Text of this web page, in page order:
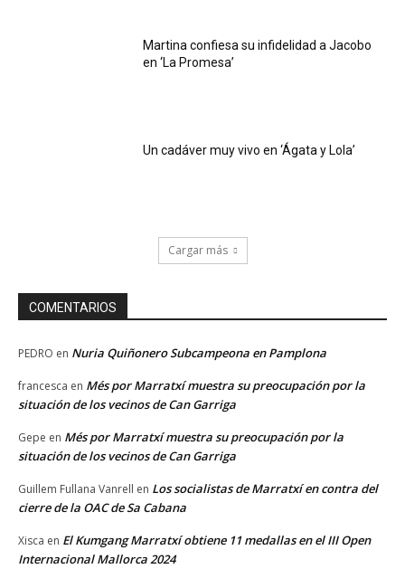
Martina confiesa su infidelidad a Jacobo
en ‘La Promesa’
Un cadáver muy vivo en ‘Ágata y Lola’
Cargar más
COMENTARIOS
PEDRO en Nuria Quiñonero Subcampeona en Pamplona
francesca en Més por Marratxí muestra su preocupación por la
situación de los vecinos de Can Garriga
Gepe en Més por Marratxí muestra su preocupación por la
situación de los vecinos de Can Garriga
Guillem Fullana Vanrell en Los socialistas de Marratxí en contra del
cierre de la OAC de Sa Cabana
Xisca en El Kumgang Marratxí obtiene 11 medallas en el III Open
Internacional Mallorca 2024